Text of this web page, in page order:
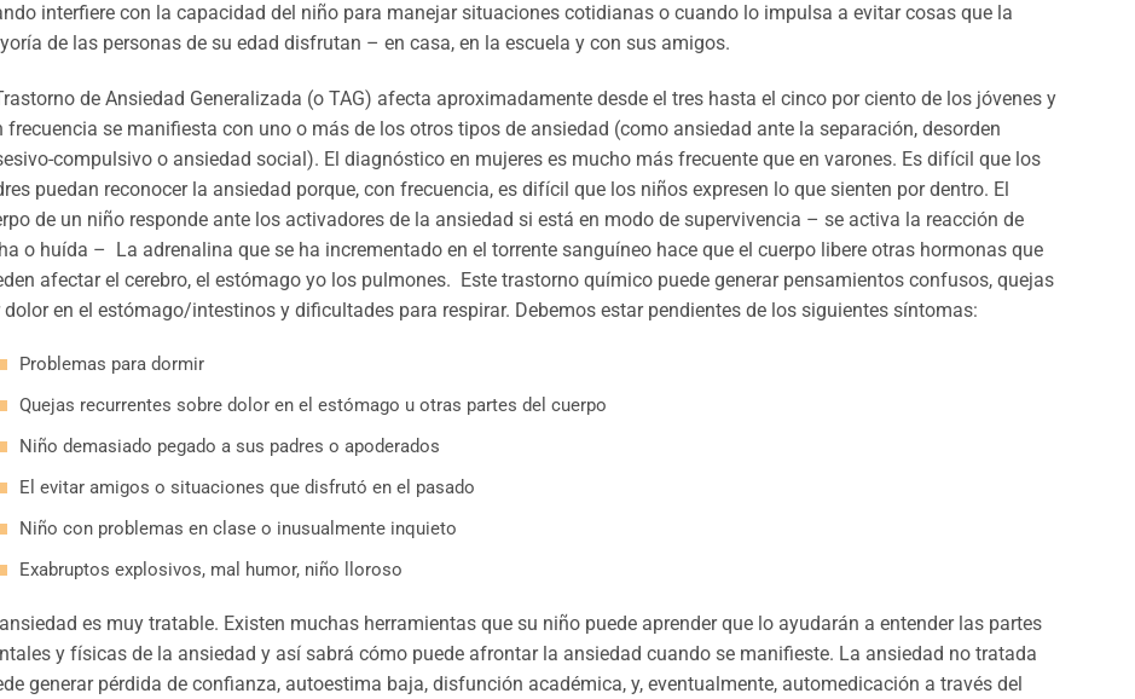
interfiere con la capacidad del niño para manejar situaciones cotidianas o cuando lo impulsa a evitar cosas que la
de las personas de su edad disfrutan – en casa, en la escuela y con sus amigos.
de Ansiedad Generalizada (o TAG) afecta aproximadamente desde el tres hasta el cinco por ciento de los jóvenes y
frecuencia se manifiesta con uno o más de los otros tipos de ansiedad (como ansiedad ante la separación, desorden
compulsivo o ansiedad social). El diagnóstico en mujeres es mucho más frecuente que en varones. Es difícil que los
puedan reconocer la ansiedad porque, con frecuencia, es difícil que los niños expresen lo que sienten por dentro. El
de un niño responde ante los activadores de la ansiedad si está en modo de supervivencia – se activa la reacción de
o huída – La adrenalina que se ha incrementado en el torrente sanguíneo hace que el cuerpo libere otras hormonas que
afectar el cerebro, el estómago yo los pulmones. Este trastorno químico puede generar pensamientos confusos, quejas
dolor en el estómago/intestinos y dificultades para respirar. Debemos estar pendientes de los siguientes síntomas:
Problemas para dormir
Quejas recurrentes sobre dolor en el estómago u otras partes del cuerpo
Niño demasiado pegado a sus padres o apoderados
El evitar amigos o situaciones que disfrutó en el pasado
Niño con problemas en clase o inusualmente inquieto
Exabruptos explosivos, mal humor, niño lloroso
es muy tratable. Existen muchas herramientas que su niño puede aprender que lo ayudarán a entender las partes
y físicas de la ansiedad y así sabrá cómo puede afrontar la ansiedad cuando se manifieste. La ansiedad no tratada
generar pérdida de confianza, autoestima baja, disfunción académica, y, eventualmente, automedicación a través del